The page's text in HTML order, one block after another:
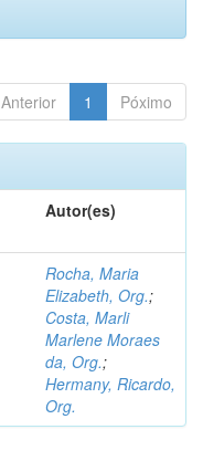
Anterior 1 Póximo
Autor(es)
Rocha, Maria
Elizabeth, Org.;
Costa, Marli
Marlene Moraes
da, Org.;
Hermany, Ricardo,
Org.